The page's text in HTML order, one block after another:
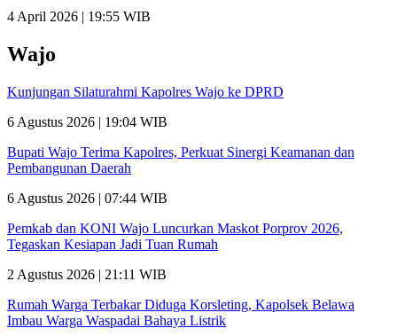
4 April 2026 | 19:55 WIB
Wajo
Kunjungan Silaturahmi Kapolres Wajo ke DPRD
6 Agustus 2026 | 19:04 WIB
Bupati Wajo Terima Kapolres, Perkuat Sinergi Keamanan dan
Pembangunan Daerah
6 Agustus 2026 | 07:44 WIB
Pemkab dan KONI Wajo Luncurkan Maskot Porprov 2026,
Tegaskan Kesiapan Jadi Tuan Rumah
2 Agustus 2026 | 21:11 WIB
Rumah Warga Terbakar Diduga Korsleting, Kapolsek Belawa
Imbau Warga Waspadai Bahaya Listrik